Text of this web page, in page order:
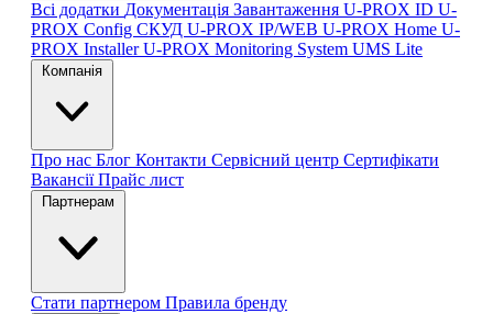
Всі додатки Документація Завантаження U-PROX ID U-
PROX Config СКУД U-PROX IP/WEB U-PROX Home U-
PROX InstallerU-PROX Monitoring System UMS Lite
Компанія
Про нас Блог Контакти Сервісний центр Сертифікати
ВакансіїПрайс лист
Партнерам
Стати партнером Правила бренду